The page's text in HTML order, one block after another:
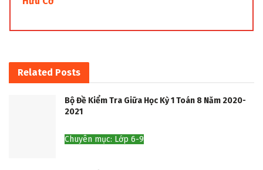
Related Posts
Bộ Đề Kiểm Tra Giữa Học Kỳ 1 Toán 8 Năm 2020-
2021
Chuyên mục: Lớp 6-9